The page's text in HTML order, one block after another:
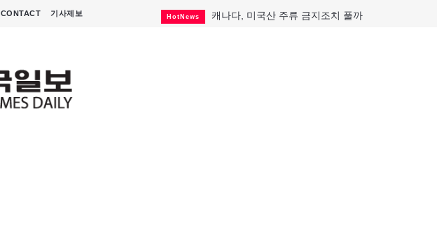
CONTACT 기사제보 HotNews 캐나다, 미국산 주류 금지조치 풀까